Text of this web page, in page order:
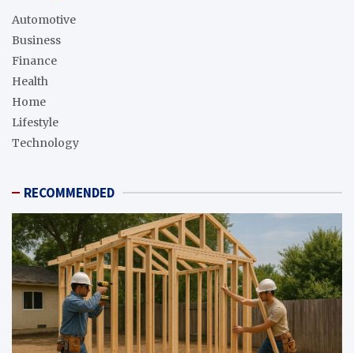
Automotive
Business
Finance
Health
Home
Lifestyle
Technology
RECOMMENDED